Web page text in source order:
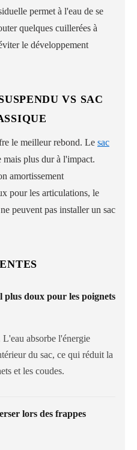
permet à l'eau de se
quelques cuillerées à
le développement
VS SAC
le meilleur rebond. Le sac
mais plus dur à l'impact.
amortissement
pour les articulations, le
peuvent pas installer un sac
doux pour les poignets
absorbe l'énergie
du sac, ce qui réduit la
et les coudes.
lors des frappes